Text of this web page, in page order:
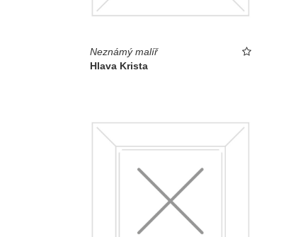
Neznámý malíř
Hlava Krista